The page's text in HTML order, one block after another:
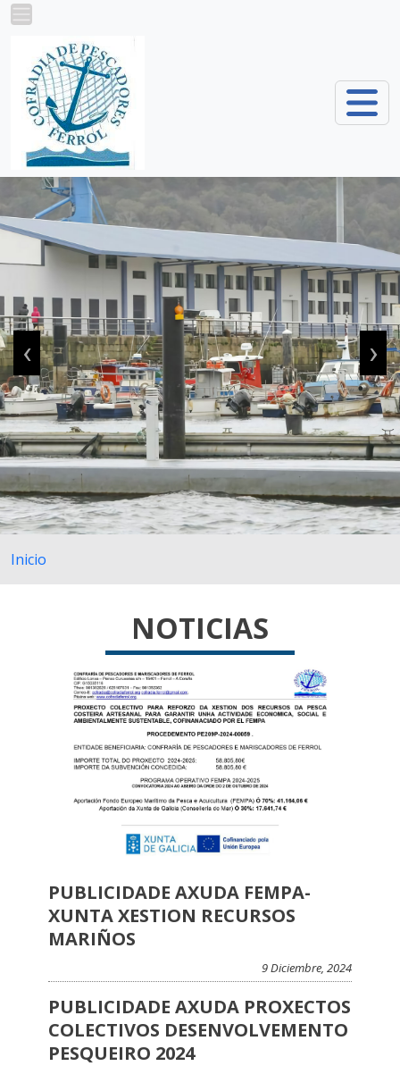
Pasar al contenido principal
‹ ›
Inicio
NOTICIAS
PUBLICIDADE AXUDA FEMPA-
XUNTA XESTION RECURSOS
MARIÑOS
9 Diciembre, 2024
PUBLICIDADE AXUDA PROXECTOS
COLECTIVOS DESENVOLVEMENTO
PESQUEIRO 2024